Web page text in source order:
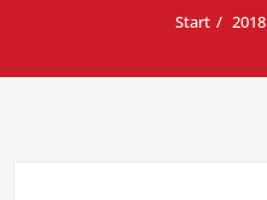
Start 2018